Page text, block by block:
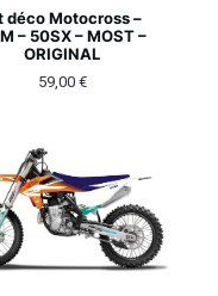
déco Motocross –
– 50SX – MOST –
ORIGINAL
59,00 €